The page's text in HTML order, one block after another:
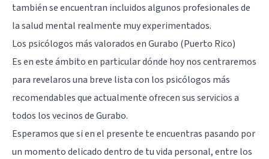
también se encuentran incluidos algunos profesionales de
la salud mental realmente muy experimentados.
Los psicólogos más valorados en Gurabo (Puerto Rico)
Es en este ámbito en particular dónde hoy nos centraremos
para revelaros una breve lista con los psicólogos más
recomendables que actualmente ofrecen sus servicios a
todos los vecinos de Gurabo.
Esperamos que si en el presente te encuentras pasando por
un momento delicado dentro de tu vida personal, entre los